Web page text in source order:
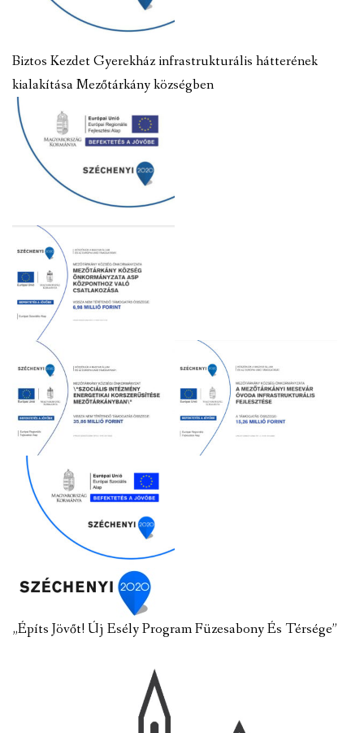
Biztos Kezdet Gyerekház infrastrukturális hátterének
kialakítása Mezőtárkány községben
„Építs Jövőt! Új Esély Program Füzesabony És Térsége”